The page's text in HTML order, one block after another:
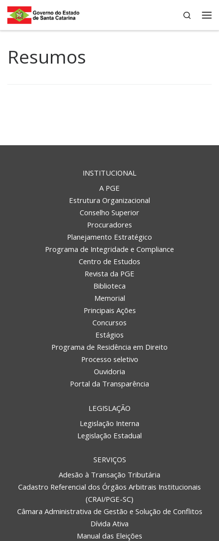
Skip to content
Search
Resumos
INSTITUCIONAL
A PGE
Estrutura Organizacional
Conselho Superior
Procuradores
Planejamento Estratégico
Programa de Integridade e Compliance
Centro de Estudos
Revista da PGE
Biblioteca
Memorial
Principais Ações
Concursos
Estágios
Programa de Residência em Direito
Processo seletivo
Ouvidoria
Portal da Transparência
LEGISLAÇÃO
Legislação Interna
Legislação Estadual
SERVIÇOS
Adesão à Transação Tributária
Cadastro Referencial dos Órgãos Arbitrais Institucionais
(CRAI/PGE-SC)
Câmara Administrativa de Gestão e Solução de Conflitos
Dívida Ativa
Manual das Eleições